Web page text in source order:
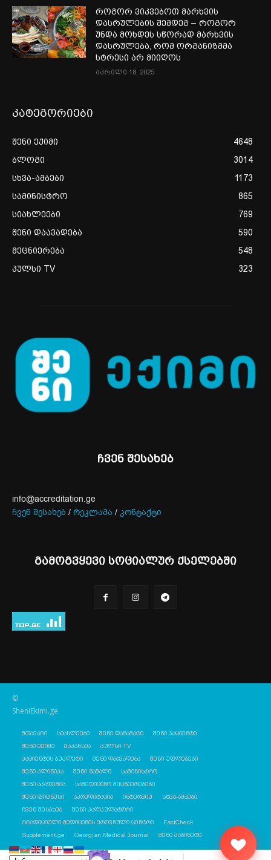
როგორ ვიკვებოთ მარხვის
დასრულების შემდეგ – როგორ
უნდა მოხდეს სწორად მარხვის
დასრულება, რომ ორგანიზმმა
სტრესი არ მიიღოს
აპრილი 18, 2025
კატეგორიები
შენი ექიმი
4648
ბლოგი
3014
სხვა-ამბები
1173
სამინისტრო
865
სიახლეები
769
შენი დაავადება
590
მეცნიერება
548
პულსი TV
323
ჩვენ შესახებ
info@accreditation.ge
ჩვენ შესახებ / რეკლამა / კონტაქტი
გამოგვყევი სოციალურ ქსელებში
©
SheniEkimi.ge
მთავარი სიახლეები შენი დანამატი
შენი პაციენტი
შენი ექიმი
ვაკანსია
პულსი TV
პაციენტის ბუკლეტი
შენი დაავადება
შენი უფლებები
შენი კლინიკა
შენი წამალი
სამინისტრო
შენი აკადემია
სამედიცინო მეცნიერებები
შენი ფიტნესი
აკრედიტაცია ინტერვიუ
სხვა-ამბები
ჩვენ შესახებ
შენი კალკულატორი
ტრადიციული მედიცინის ეროვნული ცენტრი
FactCheck
Supplement.ge
Georgian Medical Journal შენი კაბინეტი